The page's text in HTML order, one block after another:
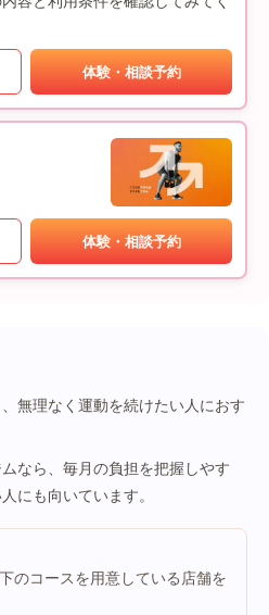
体験・相談予約
体験・相談予約
無理なく運動を続けたい人におす
なら、毎月の負担を把握しやす
にも向いています。
のコースを用意している店舗を